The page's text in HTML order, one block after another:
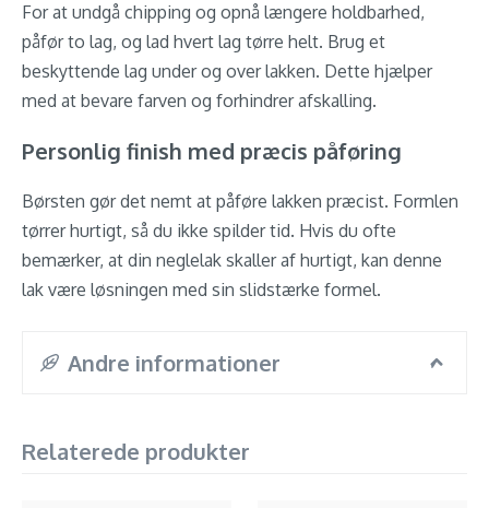
For at undgå chipping og opnå længere holdbarhed,
påfør to lag, og lad hvert lag tørre helt. Brug et
beskyttende lag under og over lakken. Dette hjælper
med at bevare farven og forhindrer afskalling.
Personlig finish med præcis påføring
Børsten gør det nemt at påføre lakken præcist. Formlen
tørrer hurtigt, så du ikke spilder tid. Hvis du ofte
bemærker, at din neglelak skaller af hurtigt, kan denne
lak være løsningen med sin slidstærke formel.
Andre informationer
Relaterede produkter